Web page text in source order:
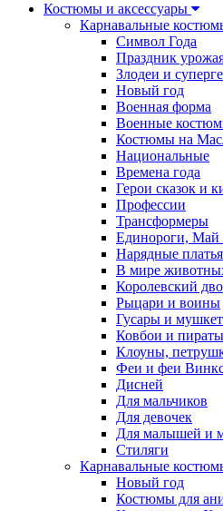
Костюмы и аксессуары
Карнавальные
Символ Года
Праздник
Злодеи и
Новый год
Военная форма
Военные
Костюмы на
Национальные
Времена года
Герои сказок и
Профессии
Трансформеры
Единороги,
Нарядные
В мире
Королевский
Рыцари и воины
Гусары и
Ковбои и пираты
Клоуны,
Феи и феи
Дисней
Для мальчиков
Для девочек
Для малышей и
Стиляги
Карнавальные
Новый год
Костюмы для